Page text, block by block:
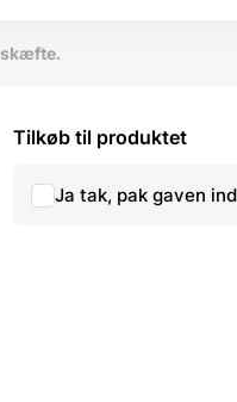
skæfte.
Tilkøb til produktet
Ja tak, pak gaven ind